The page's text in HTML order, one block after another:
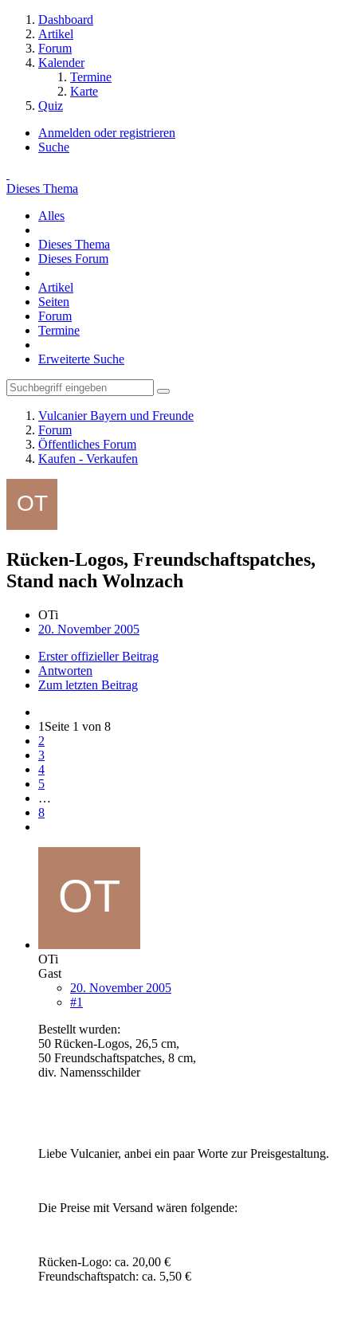
Dashboard
Artikel
Forum
Kalender
Termine
Karte
Quiz
Anmelden oder registrieren
Suche
Dieses Thema
Alles
Dieses Thema
Dieses Forum
Artikel
Seiten
Forum
Termine
Erweiterte Suche
Vulcanier Bayern und Freunde
Forum
Öffentliches Forum
Kaufen - Verkaufen
Rücken-Logos, Freundschaftspatches,
Stand nach Wolnzach
OTi
20. November 2005
Erster offizieller Beitrag
Antworten
Zum letzten Beitrag
1 Seite 1 von 8
2
3
4
5
…
8
OTi
Gast
20. November 2005
#1
Bestellt wurden:
50 Rücken-Logos, 26,5 cm,
50 Freundschaftspatches, 8 cm,
div. Namensschilder
Liebe Vulcanier, anbei ein paar Worte zur Preisgestaltung.
Die Preise mit Versand wären folgende:
Rücken-Logo: ca. 20,00 €
Freundschaftspatch: ca. 5,50 €